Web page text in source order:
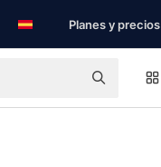
Planes y precios